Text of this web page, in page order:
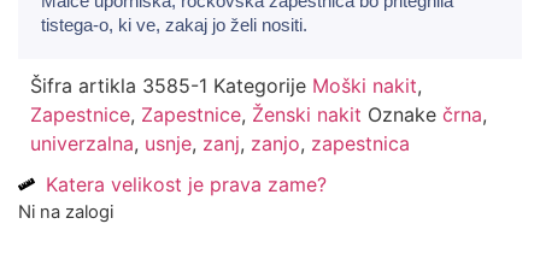
tistega-o, ki ve, zakaj jo želi nositi.
Šifra artikla 3585-1 Kategorije Moški nakit,
Zapestnice, Zapestnice, Ženski nakit Oznake črna,
univerzalna, usnje, zanj, zanjo, zapestnica
Katera velikost je prava zame?
Ni na zalogi